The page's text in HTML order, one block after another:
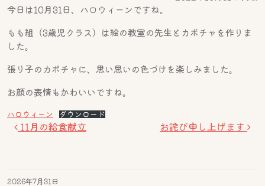
2026年7月31日
今日は10月31日、ハロウィーンですね。
もも組（3歳児クラス）は絵の教室の先生とカボチャを作りま
した。
張り子のカボチャに、思い思いの色づけを楽しみました。
お顔の表情もかわいいですね。
ハロウィーン ダウンロード
投稿ナビゲーション
11月の給食献立 お詫び申し上げます